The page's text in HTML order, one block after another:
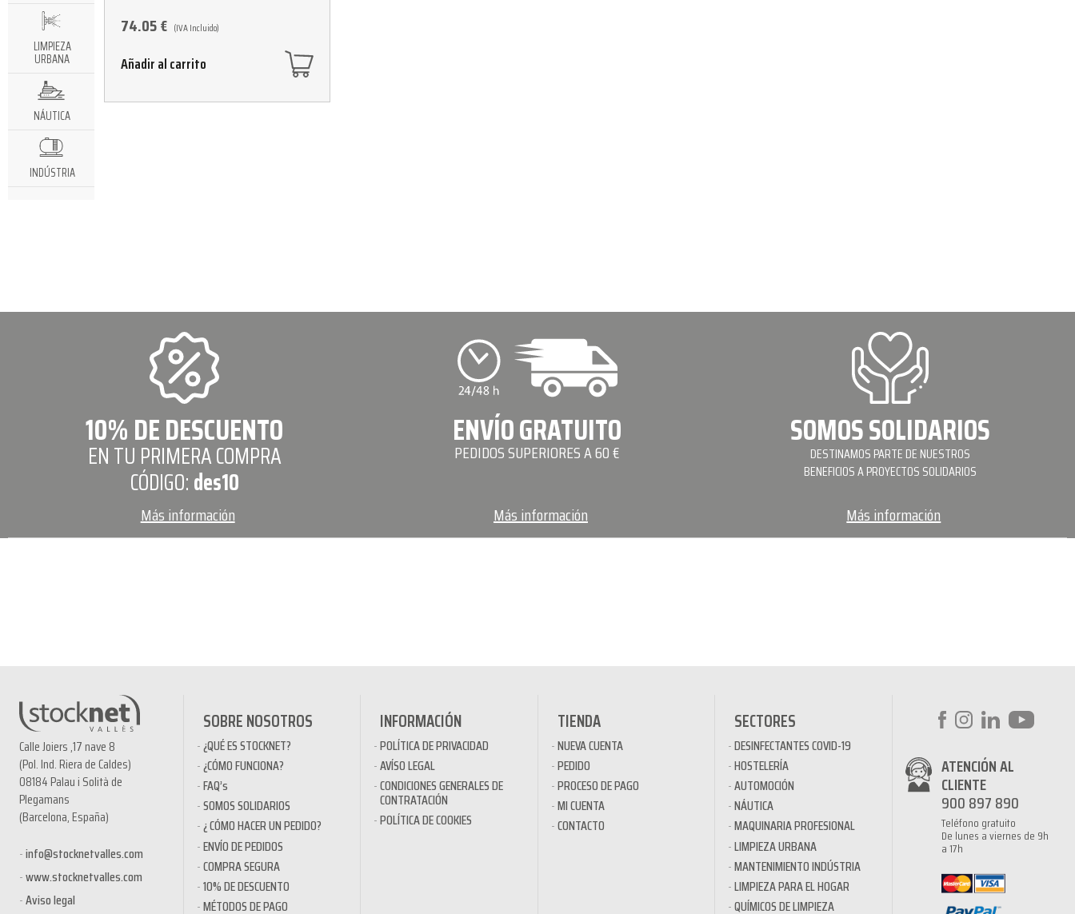
LIMPIEZA
URBANA
NÁUTICA
INDÚSTRIA
74.05€ (IVA Incluido)
Añadir al carrito
10% DE DESCUENTO
EN TU PRIMERA COMPRA
CÓDIGO:des10
Más información
ENVÍO GRATUITO
PEDIDOS SUPERIORES A 60 €
Más información
SOMOS SOLIDARIOS
DESTINAMOS PARTE DE NUESTROS
BENEFICIOS A PROYECTOS SOLIDARIOS
Más información
Calle Joiers ,17 nave 8
(Pol. Ind. Riera de Caldes)
08184 Palau i Solità de
Plegamans
(Barcelona, España)
info@stocknetvalles.com
www.stocknetvalles.com
Aviso legal
SOBRE NOSOTROS
¿QUÉ ES STOCKNET?
¿CÓMO FUNCIONA?
FAQ’s
SOMOS SOLIDARIOS
¿ CÓMO HACER UN PEDIDO?
ENVÍO DE PEDIDOS
COMPRA SEGURA
10% DE DESCUENTO
MÉTODOS DE PAGO
INFORMACIÓN
POLÍTICA DE PRIVACIDAD
AVÍSO LEGAL
CONDICIONES GENERALES DE
CONTRATACIÓN
POLÍTICA DE COOKIES
TIENDA
NUEVA CUENTA
PEDIDO
PROCESO DE PAGO
MI CUENTA
CONTACTO
SECTORES
DESINFECTANTES COVID-19
HOSTELERÍA
AUTOMOCIÓN
NÁUTICA
MAQUINARIA PROFESIONAL
LIMPIEZA URBANA
MANTENIMIENTO INDÚSTRIA
LIMPIEZA PARA EL HOGAR
QUÍMICOS DE LIMPIEZA
ATENCIÓN AL
CLIENTE
900 897 890
Teléfono gratuito
De lunes a viernes de 9h
a 17h